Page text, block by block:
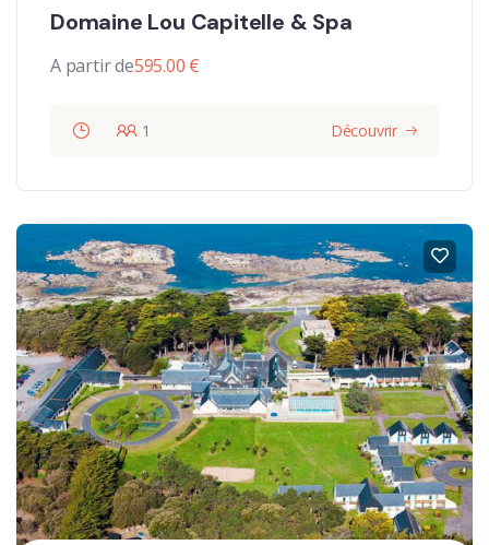
Domaine Lou Capitelle & Spa
A partir de595.00 €
1 Découvrir